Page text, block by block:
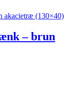
(130×40)
– brun